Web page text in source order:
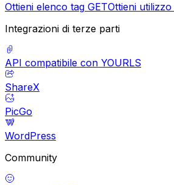
Ottieni elenco tag GETOttieni utilizzo
Integrazioni di terze parti
API compatibile con YOURLS
ShareX
PicGo
WordPress
Community